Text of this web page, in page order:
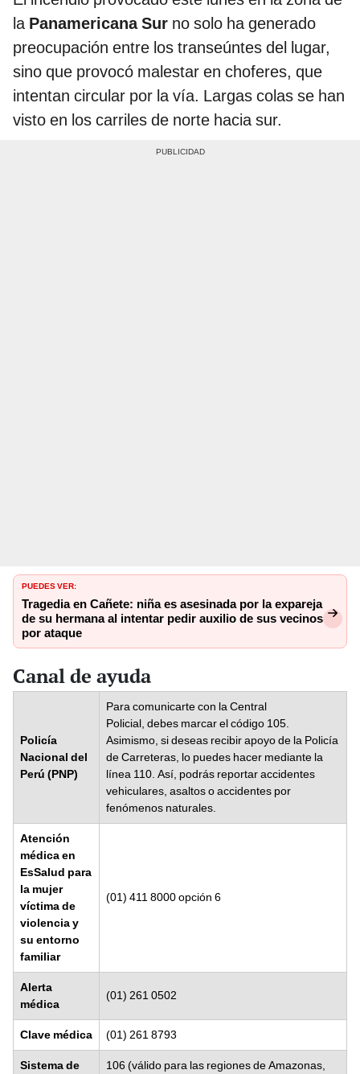
la Panamericana Sur no solo ha generado
preocupación entre los transeúntes del lugar,
sino que provocó malestar en choferes, que
intentan circular por la vía. Largas colas se han
visto en los carriles de norte hacia sur.
PUEDES VER:
Tragedia en Cañete: niña es asesinada por la expareja
de su hermana al intentar pedir auxilio de sus vecinos
por ataque
Canal de ayuda
Policía
Nacional del
Perú (PNP)
Para comunicarte con la Central
Policial, debes marcar el código 105.
Asimismo, si deseas recibir apoyo de la Policía
de Carreteras, lo puedes hacer mediante la
línea 110. Así, podrás reportar accidentes
vehiculares, asaltos o accidentes por
fenómenos naturales.
Atención
médica en
EsSalud para
la mujer
víctima de
violencia y
su entorno
familiar
(01) 411 8000 opción 6
Alerta
médica
(01) 261 0502
Clave médica (01) 261 8793
Sistema de
106 (válido para las regiones de Amazonas,